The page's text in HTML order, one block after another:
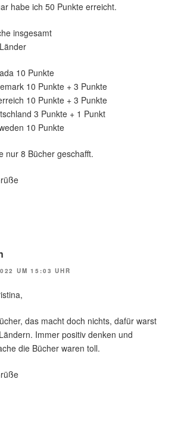
habe ich 50 Punkte erreicht.
insgesamt
10 Punkte
10 Punkte + 3 Punkte
10 Punkte + 3 Punkte
3 Punkte + 1 Punkt
10 Punkte
nur 8 Bücher geschafft.
UM 15:03 UHR
das macht doch nichts, dafür warst
Immer positiv denken und
die Bücher waren toll.